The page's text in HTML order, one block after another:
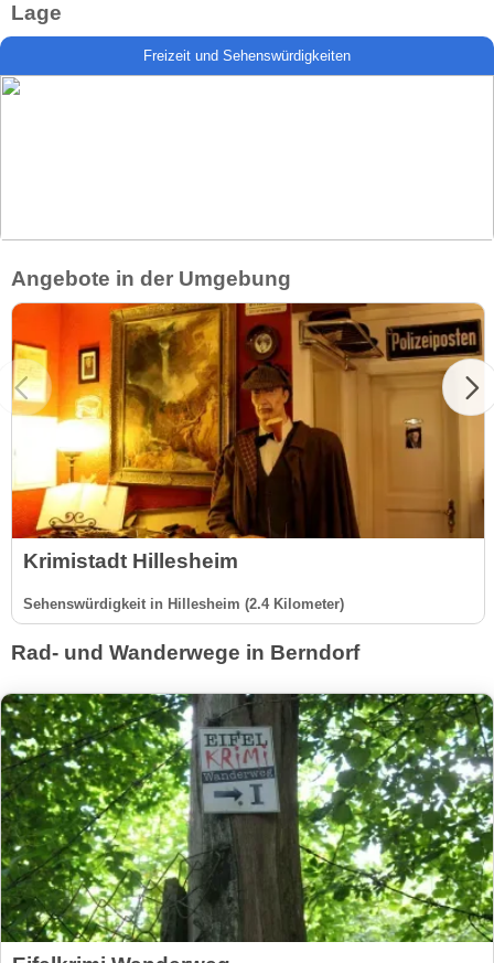
Lage
Freizeit und Sehenswürdigkeiten
Angebote in der Umgebung
Krimistadt Hillesheim
Sehenswürdigkeit in Hillesheim (2.4 Kilometer)
Rad- und Wanderwege in Berndorf